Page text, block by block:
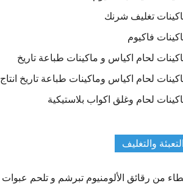
تغليف شرنك
فاكيوم
لحام اكياس و ماكينات طباعة تاريخ
لحام اكياس وماكينات طباعة تاريخ انتاج
لحام وغلق اكواب بلاستيكية
التعبئة والتغليف
من رقائق الألومنيوم تبرشم و تلحم عبوات